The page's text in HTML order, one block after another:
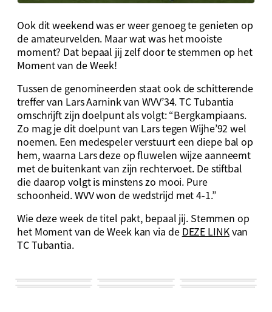
Ook dit weekend was er weer genoeg te genieten op
de amateurvelden. Maar wat was het mooiste
moment? Dat bepaal jij zelf door te stemmen op het
Moment van de Week!
Tussen de genomineerden staat ook de schitterende
treffer van Lars Aarnink van WVV’34. TC Tubantia
omschrijft zijn doelpunt als volgt: “Bergkampiaans.
Zo mag je dit doelpunt van Lars tegen Wijhe’92 wel
noemen. Een medespeler verstuurt een diepe bal op
hem, waarna Lars deze op fluwelen wijze aanneemt
met de buitenkant van zijn rechtervoet. De stiftbal
die daarop volgt is minstens zo mooi. Pure
schoonheid. WVV won de wedstrijd met 4-1.”
Wie deze week de titel pakt, bepaal jij. Stemmen op
het Moment van de Week kan via de DEZE LINKvan
TC Tubantia.